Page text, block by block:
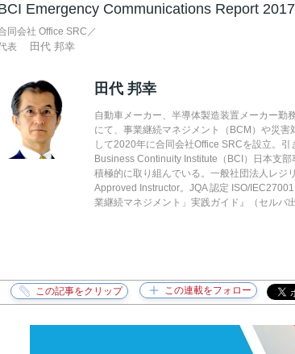
Emergency Communications Report 2017
同会社 Office SRC／
表
田代 邦幸
田代 邦幸
自動車メーカー、半導体製造装置メーカー勤
にて、事業継続マネジメント（BCM）や災
して2020年に合同会社Office SRCを設立。
Business Continuity Institute（BCI）日本支
積極的に取り組んでいる。一般社団法人レジ
Approved Instructor。JQA 認定 ISO/
業継続マネジメント」実践ガイド』（セルバ出